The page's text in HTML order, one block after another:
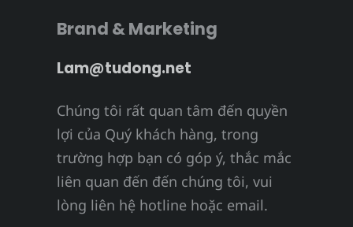
Brand & Marketing
Lam@tudong.net
Chúng tôi rất quan tâm đến quyền
lợi của Quý khách hàng, trong
trường hợp bạn có góp ý, thắc mắc
liên quan đến đến chúng tôi, vui
lòng liên hệ hotline hoặc email.